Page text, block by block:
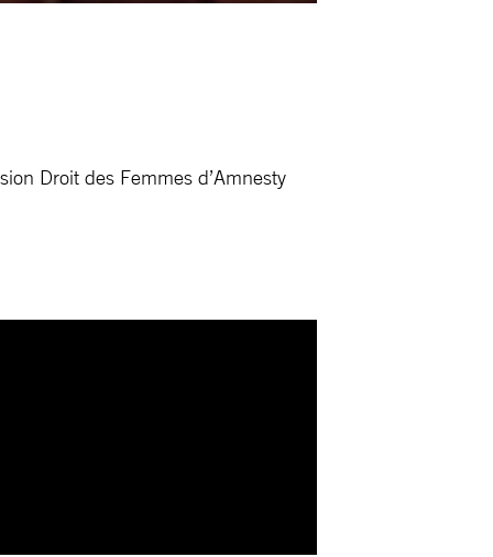
Droit des Femmes d’Amnesty